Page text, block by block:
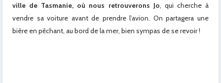
ville de Tasmanie, où nous retrouverons Jo, qui cherche à
vendre sa voiture avant de prendre l’avion. On partagera une
bière en pêchant, au bord de la mer, bien sympas de se revoir !